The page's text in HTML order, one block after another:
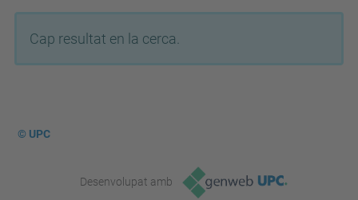
Cap resultat en la cerca.
© UPC
Desenvolupat amb